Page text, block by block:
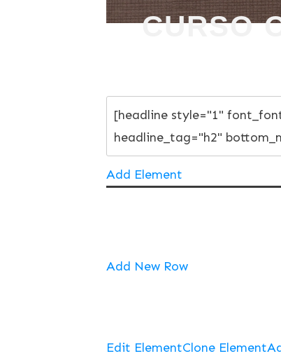
CURSO
Add Element
Add New Row
Edit ElementClone Element